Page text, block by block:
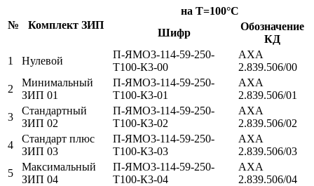
№ Комплект ЗИП
на T=100°C
Шифр
Обозначение
КД
1
Нулевой
П-ЯМО3-114-59-250-
Т100-К3-00
АХА
2.839.506/00
2
Минимальный
ЗИП 01
П-ЯМО3-114-59-250-
Т100-К3-01
АХА
2.839.506/01
3
Стандартный
ЗИП 02
П-ЯМО3-114-59-250-
Т100-К3-02
АХА
2.839.506/02
4
Стандарт плюс
ЗИП 03
П-ЯМО3-114-59-250-
Т100-К3-03
АХА
2.839.506/03
5
Максимальный
ЗИП 04
П-ЯМО3-114-59-250-
Т100-К3-04
АХА
2.839.506/04